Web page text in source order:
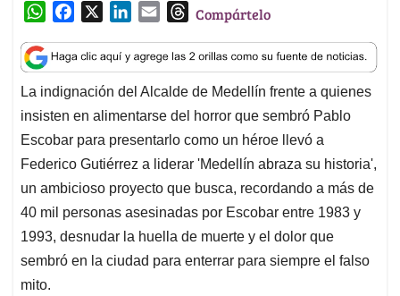
W
a
t
s
A
p
p
c
e
b
o
o
k
n
k
e
d
I
n
a
i
l
T
r
e
a
d
s
Compártelo
La indignación del Alcalde de Medellín frente a quienes
insisten en alimentarse del horror que sembró Pablo
Escobar para presentarlo como un héroe llevó a
Federico Gutiérrez a liderar 'Medellín abraza su historia',
un ambicioso proyecto que busca, recordando a más de
40 mil personas asesinadas por Escobar entre 1983 y
1993, desnudar la huella de muerte y el dolor que
sembró en la ciudad para enterrar para siempre el falso
mito.